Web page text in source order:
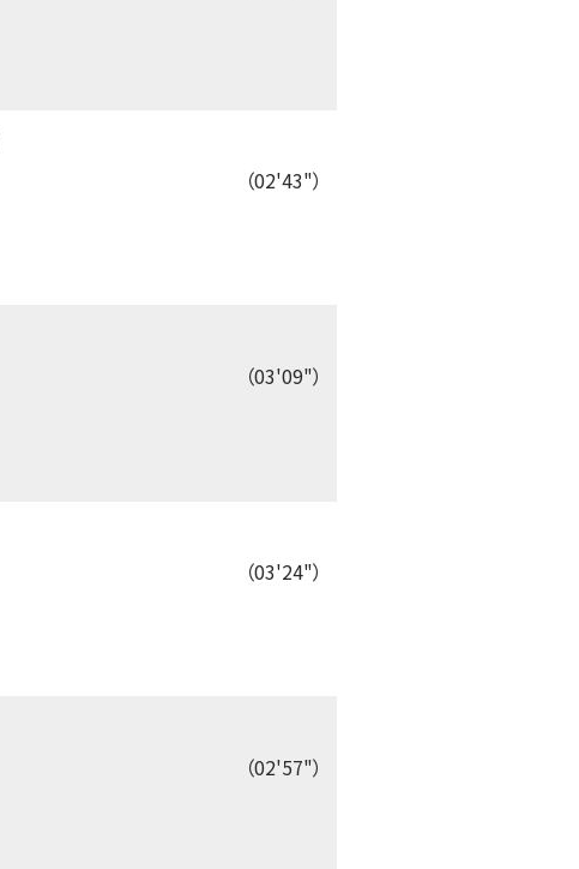
（02'43"）
（03'09"）
（03'24"）
（02'57"）